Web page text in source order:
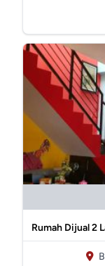
Rumah Dijual 2